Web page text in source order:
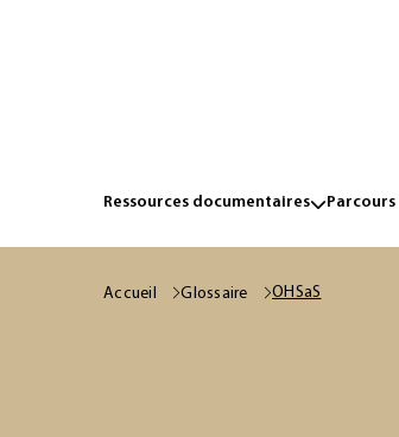
Ressources documentaires
Accueil Glossaire OHSaS